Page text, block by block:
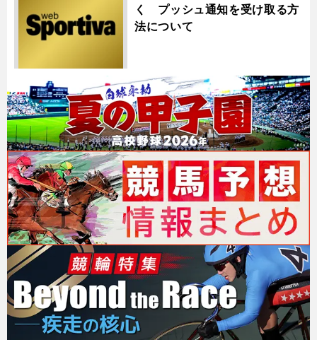
く プッシュ通知を受け取る方
法について